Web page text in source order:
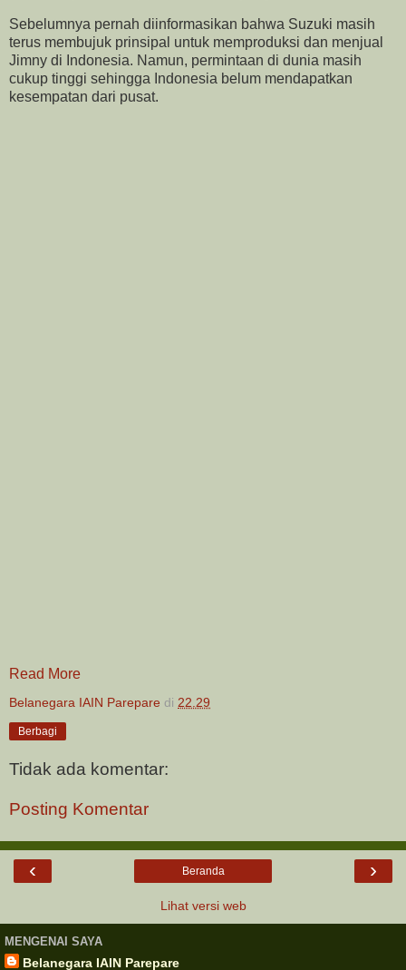
Sebelumnya pernah diinformasikan bahwa Suzuki masih
terus membujuk prinsipal untuk memproduksi dan menjual
Jimny di Indonesia. Namun, permintaan di dunia masih
cukup tinggi sehingga Indonesia belum mendapatkan
kesempatan dari pusat.
Read More
Belanegara IAIN Parepare di 22.29
Berbagi
Tidak ada komentar:
Posting Komentar
‹ ›
Beranda
Lihat versi web
MENGENAI SAYA
Belanegara IAIN Parepare